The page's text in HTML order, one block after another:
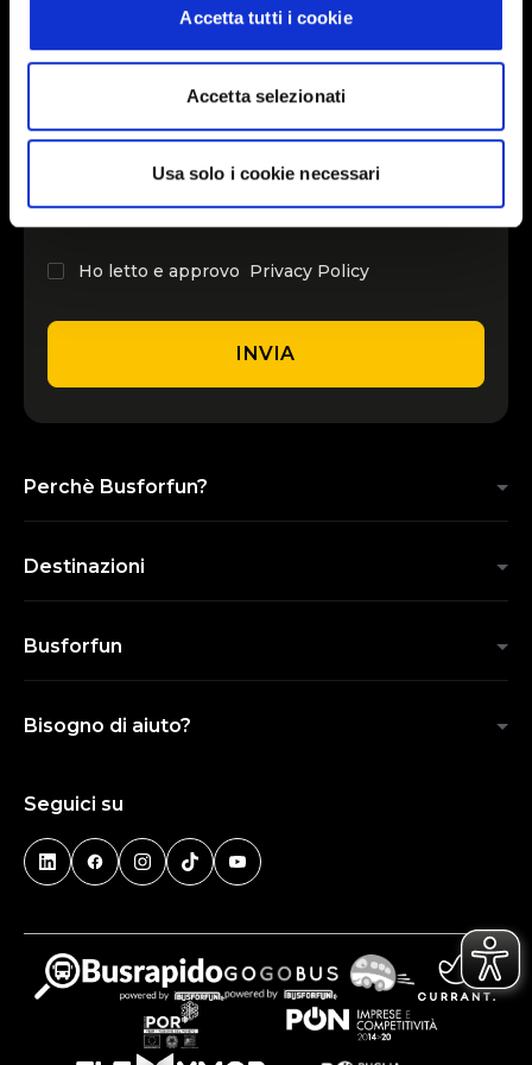
Accetta tutti i cookie
Accetta selezionati
Usa solo i cookie necessari
INSERISCI IL TUO NOME
Ho letto e approvo Privacy Policy
INVIA
Perchè Busforfun?
Destinazioni
Busforfun
Bisogno di aiuto?
Seguici su